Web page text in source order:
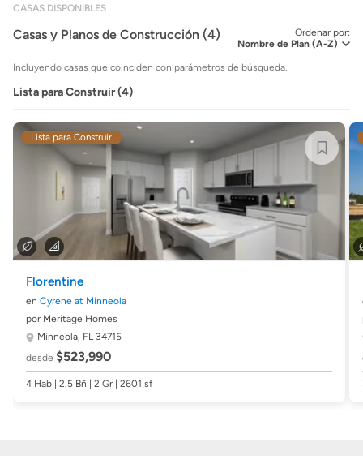
CASAS DISPONIBLES
Ordenar por:
Casas y Planos de Construcción (4)
Incluyendo casas que coinciden con parámetros de búsqueda.
Lista para Construir (4)
Lista para Construir
Florentine
en Cyrene at Minneola
por Meritage Homes
Minneola, FL 34715
desde $523,990
4 Hab | 2.5 Bñ | 2 Gr | 2601 sf